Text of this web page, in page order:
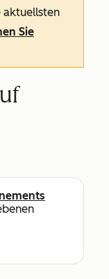
aktuellsten
Sie